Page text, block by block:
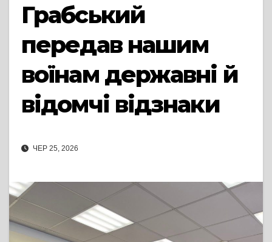
Грабський
передав нашим
воїнам державні й
відомчі відзнаки
ЧЕР 25, 2026